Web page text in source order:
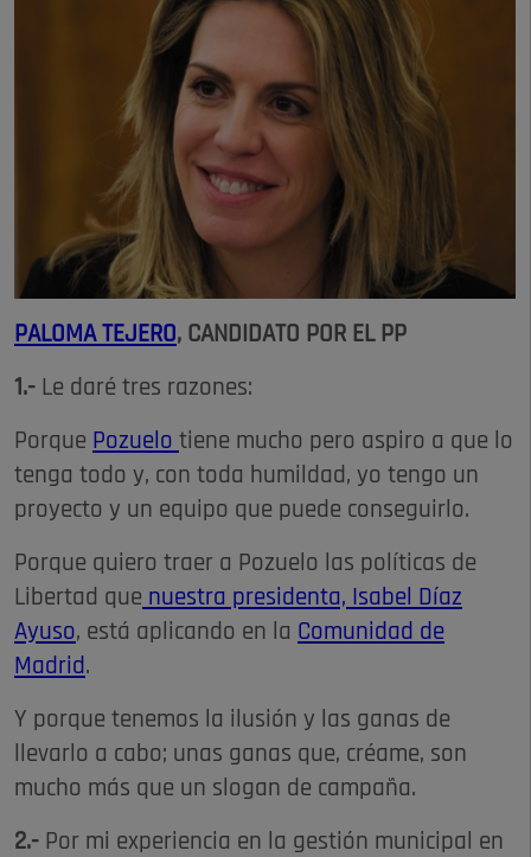
PALOMA TEJERO, CANDIDATO POR EL PP
1.- Le daré tres razones:
Porque Pozuelo tiene mucho pero aspiro a que lo
tenga todo y, con toda humildad, yo tengo un
proyecto y un equipo que puede conseguirlo.
Porque quiero traer a Pozuelo las políticas de
Libertad que nuestra presidenta, Isabel Díaz
Ayuso, está aplicando en la Comunidad de
Madrid.
Y porque tenemos la ilusión y las ganas de
llevarlo a cabo; unas ganas que, créame, son
mucho más que un slogan de campaña.
2.- Por mi experiencia en la gestión municipal en